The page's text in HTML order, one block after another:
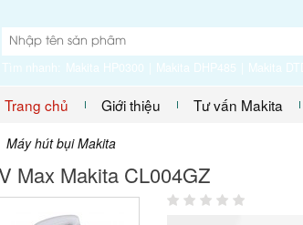
Tìm nhanh: Makita HP0300 Makita DHP485 Makita
Trang chủ Giới thiệu Tư vấn Makita
Máy hút bụi Makita
Max Makita CL004GZ